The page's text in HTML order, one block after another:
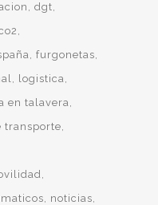
dgt
furgonetas
logistica
en talavera
transporte
noticias